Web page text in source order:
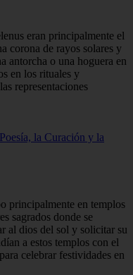
eran principalmente el
corona de rayos solares y
antorcha o una hoguera en
en los rituales y
representaciones
la Curación y la
principalmente en templos
sagrados donde se
al dios del sol y solicitar su
a estos templos con el
celebrar festividades en